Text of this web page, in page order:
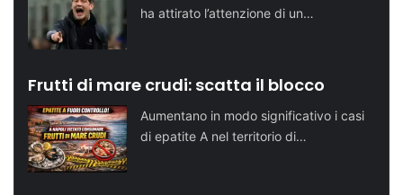
ha attirato l’attenzione di un…
Frutti di mare crudi: scatta il blocco
Aumentano in modo significativo i casi
di epatite A nel territorio di…